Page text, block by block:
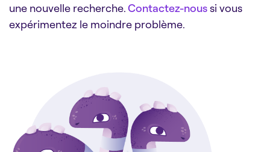
une nouvelle recherche.Contactez-noussi vous
expérimentez le moindre problème.